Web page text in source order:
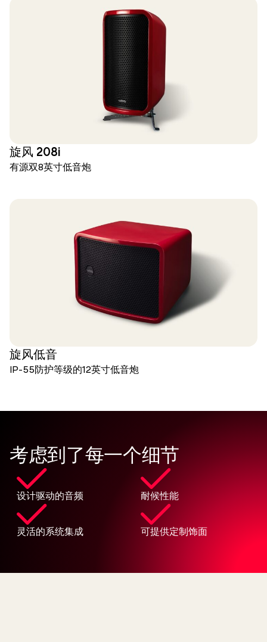
旋风 208i
有源双8英寸低音炮
旋风低音
IP-55防护等级的12英寸低音炮
考虑到了每一个细节
设计驱动的音频 耐候性能
灵活的系统集成 可提供定制饰面